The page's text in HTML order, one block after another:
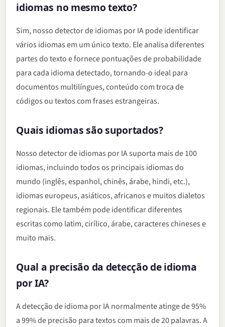
idiomas no mesmo texto?
Sim, nosso detector de idiomas por IA pode identificar
vários idiomas em um único texto. Ele analisa diferentes
partes do texto e fornece pontuações de probabilidade
para cada idioma detectado, tornando-o ideal para
documentos multilíngues, conteúdo com troca de
códigos ou textos com frases estrangeiras.
Quais idiomas são suportados?
Nosso detector de idiomas por IA suporta mais de 100
idiomas, incluindo todos os principais idiomas do
mundo (inglês, espanhol, chinês, árabe, hindi, etc.),
idiomas europeus, asiáticos, africanos e muitos dialetos
regionais. Ele também pode identificar diferentes
escritas como latim, cirílico, árabe, caracteres chineses e
muito mais.
Qual a precisão da detecção de idioma
por IA?
A detecção de idioma por IA normalmente atinge de 95%
a 99% de precisão para textos com mais de 20 palavras. A